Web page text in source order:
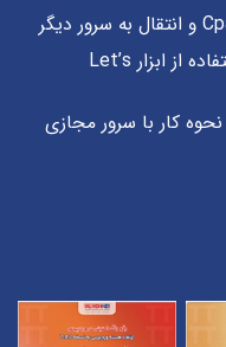
آموزش فعالسازی ssl در سی پنل با استفاده از ابزار Let’s
کار با سرور مجازی